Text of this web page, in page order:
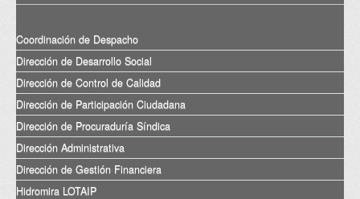
Coordinación de Despacho
Dirección de Desarrollo Social
Dirección de Control de Calidad
Dirección de Participación Ciudadana
Dirección de Procuraduría Síndica
Dirección Administrativa
Dirección de Gestión Financiera
Hidromira LOTAIP